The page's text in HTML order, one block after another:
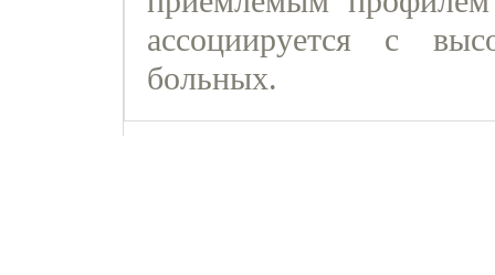
ассоциируется с
больных.